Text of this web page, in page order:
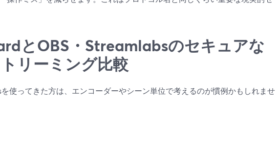
とOBS・Streamlabsのセキュアな
リーミング比較
使ってきた方は、エンコーダーやシーン単位で考えるのが慣例かもしれませ